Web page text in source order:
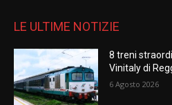
LE ULTIME NOTIZIE
8 treni
Vinitaly di
6 Agosto 2026